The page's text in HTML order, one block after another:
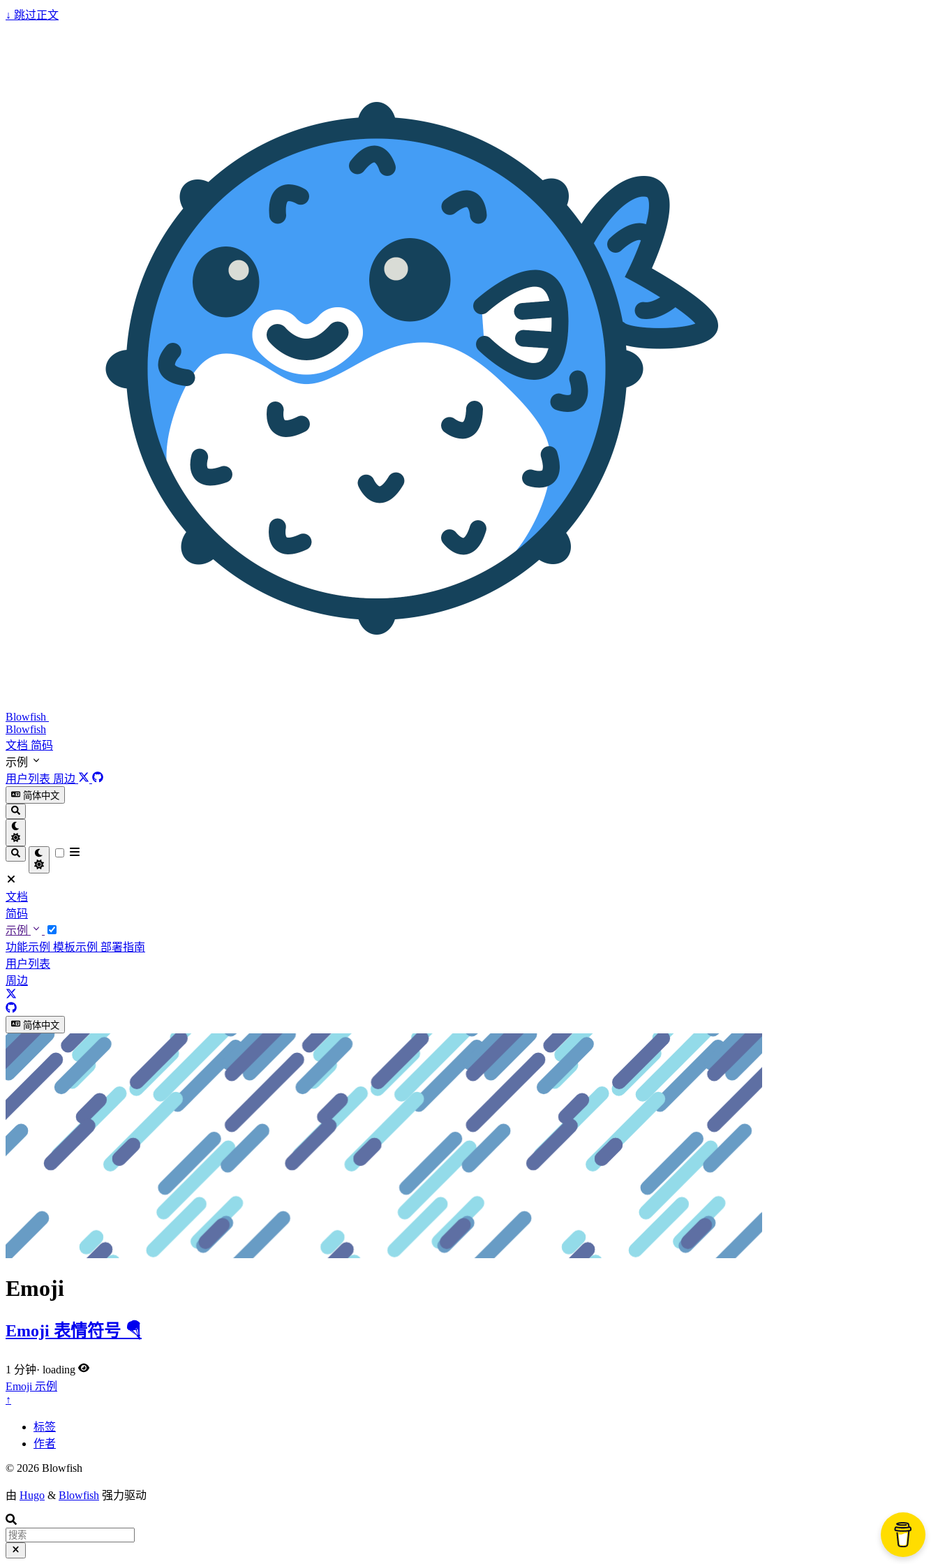
↓ 跳过正文
Blowfish
Blowfish
文档 简码
示例
用户列表 周边
简体中文
文档
简码
示例
功能示例 模板示例 部署指南
用户列表
周边
简体中文
Emoji
Emoji 表情符号 🪂
1 分钟· loading
Emoji 示例
↑
标签
作者
© 2026 Blowfish
由 Hugo & Blowfish 强力驱动